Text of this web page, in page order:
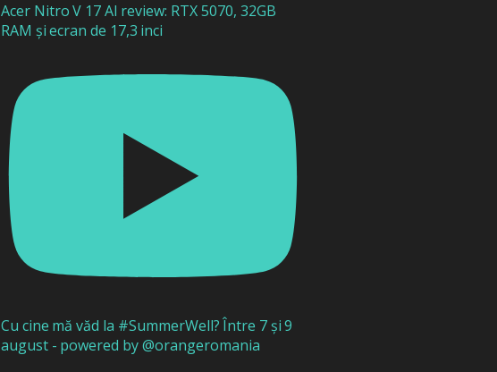
Acer Nitro V 17 AI review: RTX 5070, 32GB
RAM și ecran de 17,3 inci
Cu cine mă văd la #SummerWell? Între 7 și 9
august - powered by @orangeromania